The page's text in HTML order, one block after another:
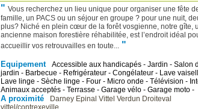
" Vous recherchez un lieu unique pour organiser une fête
famille, un PACS ou un séjour en groupe ? pour une nuit,
plus? Niché en plein cœur de la forêt vosgienne, notre gîte,
ancienne maison forestière réhabilitée, est l’endroit idéal
accueillir vos retrouvailles en toute... "
Equipement
Accessible aux handicapés - Jardin - Salon
jardin - Barbecue - Refrigérateur - Congélateur - Lave
Lave linge - Sèche linge - Four - Micro onde - Télévision -
Animaux acceptés - Terrasse - Garage vélo - Garage moto -
A proximité Darney Epinal Vittel Verdun Droiteval
vittel/contrexeville